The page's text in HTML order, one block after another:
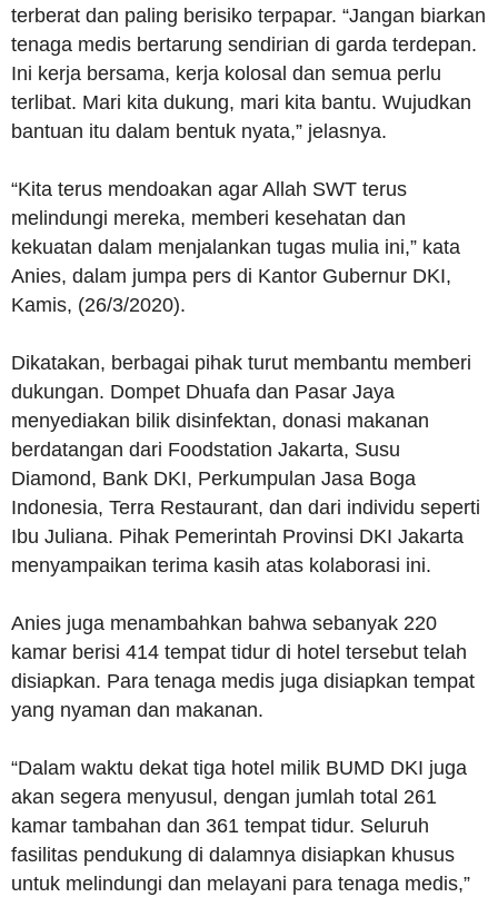
terberat dan paling berisiko terpapar. “Jangan biarkan
tenaga medis bertarung sendirian di garda terdepan.
Ini kerja bersama, kerja kolosal dan semua perlu
terlibat. Mari kita dukung, mari kita bantu. Wujudkan
bantuan itu dalam bentuk nyata,” jelasnya.
“Kita terus mendoakan agar Allah SWT terus
melindungi mereka, memberi kesehatan dan
kekuatan dalam menjalankan tugas mulia ini,” kata
Anies, dalam jumpa pers di Kantor Gubernur DKI,
Kamis, (26/3/2020).
Dikatakan, berbagai pihak turut membantu memberi
dukungan. Dompet Dhuafa dan Pasar Jaya
menyediakan bilik disinfektan, donasi makanan
berdatangan dari Foodstation Jakarta, Susu
Diamond, Bank DKI, Perkumpulan Jasa Boga
Indonesia, Terra Restaurant, dan dari individu seperti
Ibu Juliana. Pihak Pemerintah Provinsi DKI Jakarta
menyampaikan terima kasih atas kolaborasi ini.
Anies juga menambahkan bahwa sebanyak 220
kamar berisi 414 tempat tidur di hotel tersebut telah
disiapkan. Para tenaga medis juga disiapkan tempat
yang nyaman dan makanan.
“Dalam waktu dekat tiga hotel milik BUMD DKI juga
akan segera menyusul, dengan jumlah total 261
kamar tambahan dan 361 tempat tidur. Seluruh
fasilitas pendukung di dalamnya disiapkan khusus
untuk melindungi dan melayani para tenaga medis,”